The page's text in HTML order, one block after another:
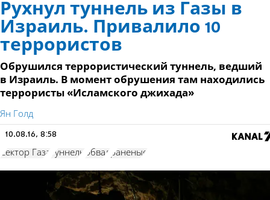
Рухнул туннель из Газы в
Израиль. Привалило 10
террористов
Обрушился террористический туннель, ведший
в Израиль. В момент обрушения там находились
террористы «Исламского джихада»
Ян Голд
10.08.16, 8:58
Сектор Газа туннель обвал раненые